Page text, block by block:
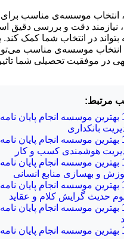
انتخاب موسسه‌ی مناسب برای
نیازمند دقت و بررسی دقیق
بتواند در انتخاب شما کمک کند.
انتخاب موسسه‌ی مناسب
در موفقیت تحصیلی شما
مرتبط:
10 بهترین موسسه انجام پایان
بانکداری
10 بهترین موسسه انجام پایان
هوشمندی کسب و کار
10 بهترین موسسه انجام پایان
و بهسازی منابع انسانی
10 بهترین موسسه انجام پایان
حدیث گرایش کلام و عقاید
10 بهترین موسسه انجام پایان
10 بهترین موسسه انجام پایان